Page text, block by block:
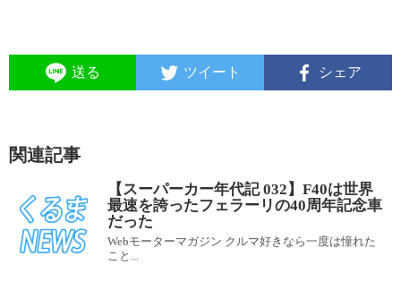
送る ツイート シェア
関連記事
【スーパーカー年代記 032】F40は世界
最速を誇ったフェラーリの40周年記念車
だった
Webモーターマガジン クルマ好きなら一度は憧れた
こと...